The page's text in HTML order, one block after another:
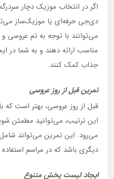
اگر در انتخاب موزیک دچار
دی‌جی حرفه‌ای یا موزیک‌ساز
می‌توانند با توجه به تم عروسی و
مناسب ارائه دهند و به شما
جذاب کمک کنند.
تمرین قبل از روز عروسی
قبل از روز عروسی، بهتر است که
این ترتیب، می‌توانید مطمئن
می‌رود. این تمرین می‌تواند
دیگری باشد که در مراسم
ایجاد لیست پخش متنوع